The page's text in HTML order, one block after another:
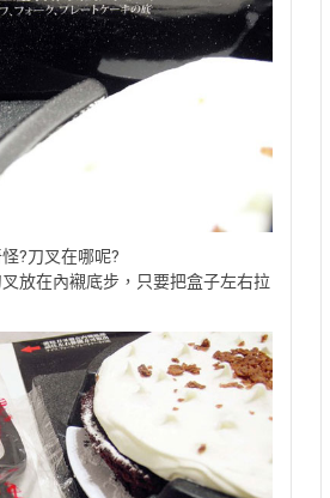
?刀叉在哪呢?
放在內襯底步，只要把盒子左右拉